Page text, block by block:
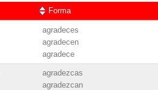
Forma
agradeces
agradecen
agradece
agradezcas
agradezcan